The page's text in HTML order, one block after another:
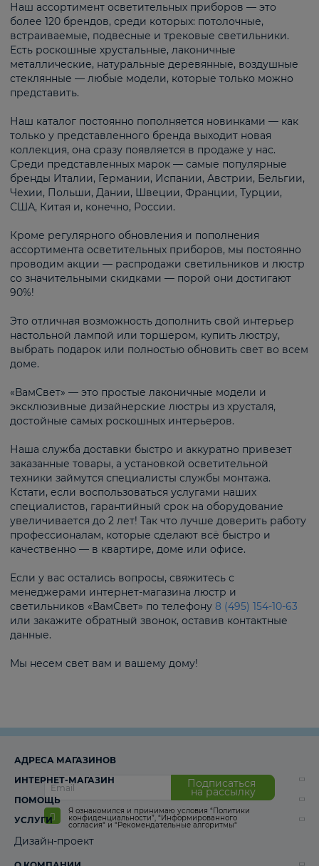
Наш ассортимент осветительных приборов — это
более 120 брендов, среди которых: потолочные,
встраиваемые, подвесные и трековые светильники.
Есть роскошные хрустальные, лаконичные
металлические, натуральные деревянные, воздушные
стеклянные — любые модели, которые только можно
представить.
Наш каталог постоянно пополняется новинками — как
только у представленного бренда выходит новая
коллекция, она сразу появляется в продаже у нас.
Среди представленных марок — самые популярные
бренды Италии, Германии, Испании, Австрии, Бельгии,
Чехии, Польши, Дании, Швеции, Франции, Турции,
США, Китая и, конечно, России.
Кроме регулярного обновления и пополнения
ассортимента осветительных приборов, мы постоянно
проводим акции — распродажи светильников и люстр
со значительными скидками — порой они достигают
90%!
Это отличная возможность дополнить свой интерьер
настольной лампой или торшером, купить люстру,
выбрать подарок или полностью обновить свет во всем
доме.
«ВамСвет» — это простые лаконичные модели и
эксклюзивные дизайнерские люстры из хрусталя,
достойные самых роскошных интерьеров.
Наша служба доставки быстро и аккуратно привезет
заказанные товары, а установкой осветительной
техники займутся специалисты службы монтажа.
Кстати, если воспользоваться услугами наших
специалистов, гарантийный срок на оборудование
увеличивается до 2 лет! Так что лучше доверить работу
профессионалам, которые сделают всё быстро и
качественно — в квартире, доме или офисе.
Если у вас остались вопросы, свяжитесь с
менеджерами интернет-магазина люстр и
светильников «ВамСвет» по телефону 8 (495) 154-10-63
или закажите обратный звонок, оставив контактные
данные.
Мы несем свет вам и вашему дому!
Подписаться
на рассылку
Я ознакомился и принимаю условия “Политики
конфиденциальности”, “Информированного
согласия“ и “Рекомендательные алгоритмы“
АДРЕСА МАГАЗИНОВ
ИНТЕРНЕТ-МАГАЗИН
ПОМОЩЬ
УСЛУГИ
Дизайн-проект